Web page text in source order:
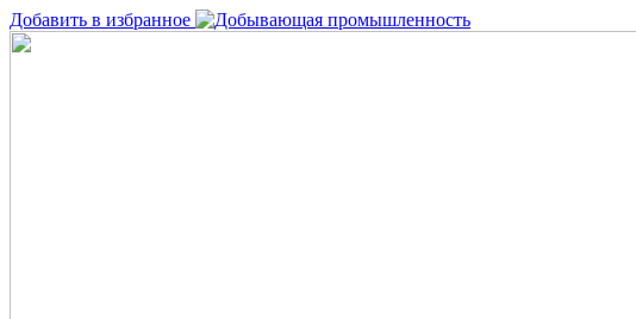
Добавить в избранное